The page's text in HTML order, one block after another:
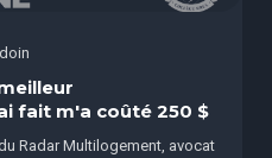
fait m'a coûté 250 $
Radar Multilogement, avocat